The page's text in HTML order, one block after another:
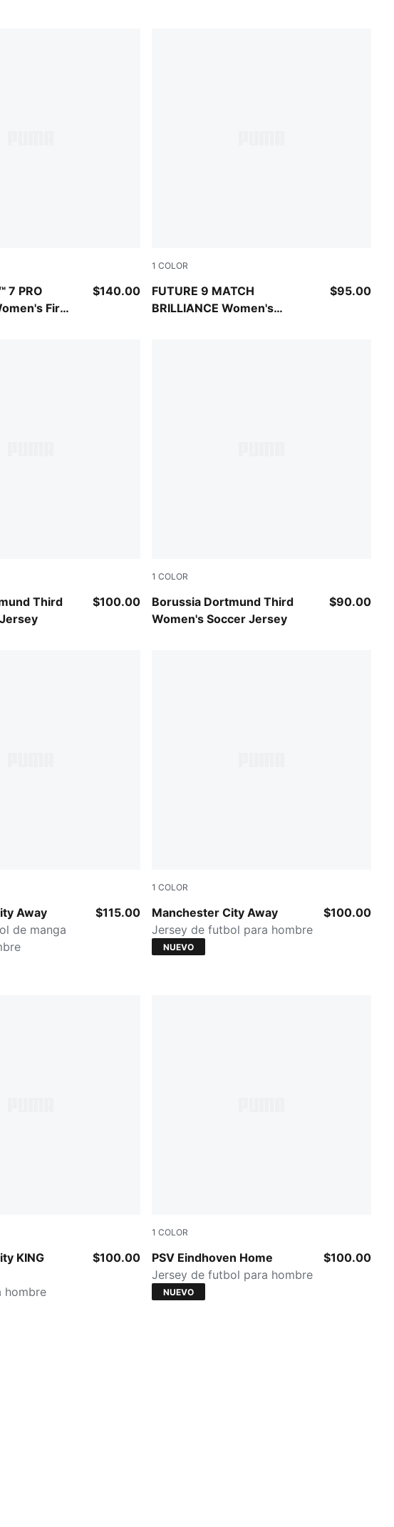
7 PRO
Firm
Orange-Pink Alert-Light Aqua
$140.00
1 COLOR
FUTURE 9 MATCH
BRILLIANCE Women's
PUMA White-Ultra Orange-Pink Alert-Light
$95.00
Third
Yellow Alert $100.00
1 COLOR
Borussia Dortmund Third
Women's Soccer Jersey
Purple Glimmer-Yellow Alert $90.00
Away
de manga
$115.00
1 COLOR
Manchester City Away
PUMA Black-Flaxen
Jersey de futbol para hombre
$100.00
NUEVO
KING
Gold
hombre
$100.00
1 COLOR
PSV Eindhoven Home
For All Time Red-PUMA White
Jersey de futbol para hombre
$100.00
NUEVO